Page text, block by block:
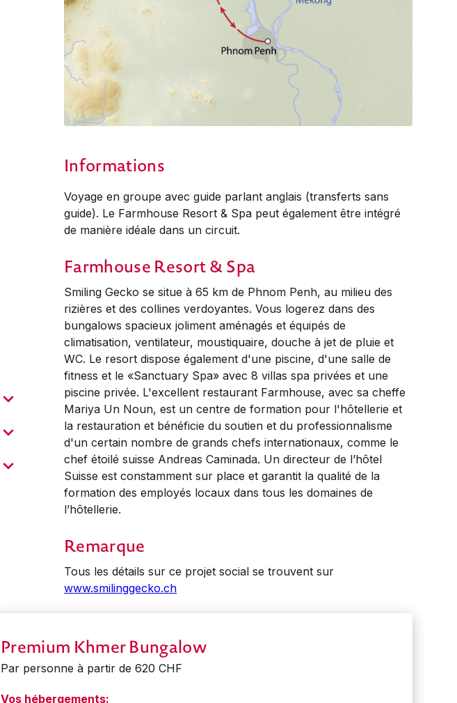
Informations
Voyage en groupe avec guide parlant anglais (transferts sans
guide). Le Farmhouse Resort & Spa peut également être intégré
de manière idéale dans un circuit.
Farmhouse Resort & Spa
Smiling Gecko se situe à 65 km de Phnom Penh, au milieu des
rizières et des collines verdoyantes. Vous logerez dans des
bungalows spacieux joliment aménagés et équipés de
climatisation, ventilateur, moustiquaire, douche à jet de pluie et
WC. Le resort dispose également d'une piscine, d'une salle de
fitness et le «Sanctuary Spa» avec 8 villas spa privées et une
piscine privée. L'excellent restaurant Farmhouse, avec sa cheffe
Mariya Un Noun, est un centre de formation pour l'hôtellerie et
la restauration et bénéficie du soutien et du professionnalisme
d'un certain nombre de grands chefs internationaux, comme le
chef étoilé suisse Andreas Caminada. Un directeur de l’hôtel
Suisse est constamment sur place et garantit la qualité de la
formation des employés locaux dans tous les domaines de
l’hôtellerie.
Remarque
Tous les détails sur ce projet social se trouvent sur
www.smilinggecko.ch
Premium Khmer Bungalow
Par personne à partir de 620 CHF
Vos hébergements: